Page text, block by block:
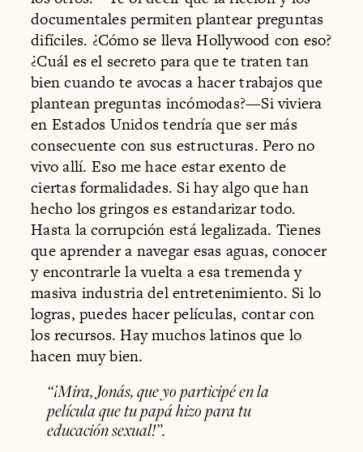
documentales permiten plantear preguntas
difíciles. ¿Cómo se lleva Hollywood con eso?
¿Cuál es el secreto para que te traten tan
bien cuando te avocas a hacer trabajos que
plantean preguntas incómodas?—Si viviera
en Estados Unidos tendría que ser más
consecuente con sus estructuras. Pero no
vivo allí. Eso me hace estar exento de
ciertas formalidades. Si hay algo que han
hecho los gringos es estandarizar todo.
Hasta la corrupción está legalizada. Tienes
que aprender a navegar esas aguas, conocer
y encontrarle la vuelta a esa tremenda y
masiva industria del entretenimiento. Si lo
logras, puedes hacer películas, contar con
los recursos. Hay muchos latinos que lo
hacen muy bien.
“¡Mira, Jonás, que yo participé en la
película que tu papá hizo para tu
educación sexual!”.